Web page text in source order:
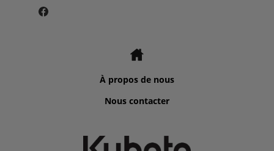
À propos de nous
Nous contacter